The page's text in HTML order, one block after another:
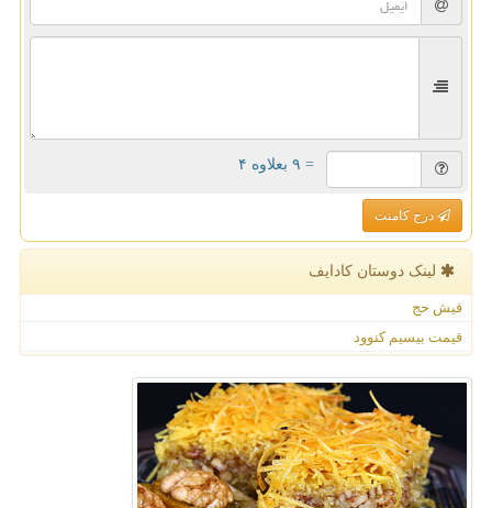
= ۹ بعلاوه ۴
درج کامنت
لینک دوستان كادایف
فیش حج
قیمت بیسیم کنوود